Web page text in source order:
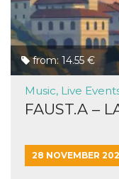
from: 14.55 €
Music, Live
FAUST.A –
28 NOVEMBER